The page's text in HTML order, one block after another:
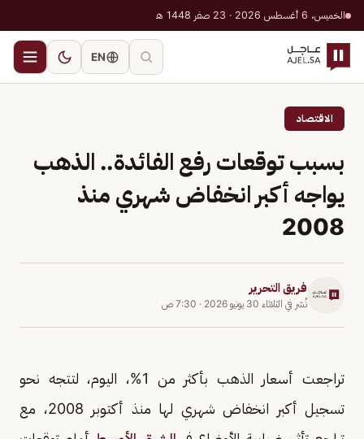
الخميس، 6 أغسطس 2026 · 23 صفر 1448 هـ
EN
الاقتصاد
بسبب توقعات رفع الفائدة.. الذهب
يواجه أكبر انخفاض شهري منذ
2008
فريق التحرير
نُشر في الثلاثاء 30 يونيو 2026 · 7:30 ص
تراجعت أسعار الذهب بأكثر من 1%، اليوم، لتتجه نحو
تسجيل أكبر انخفاض شهري لها منذ أكتوبر 2008، مع